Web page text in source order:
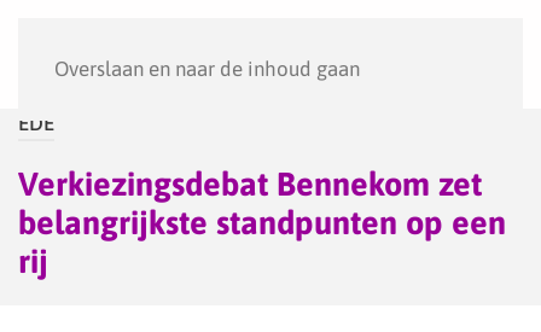
Overslaan en naar de inhoud gaan
EDE
Verkiezingsdebat Bennekom zet
belangrijkste standpunten op een
rij